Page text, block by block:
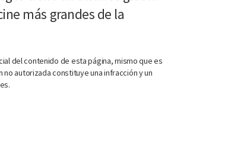
más grandes de la
del contenido de esta página, mismo que es
no autorizada constituye una infracción y un